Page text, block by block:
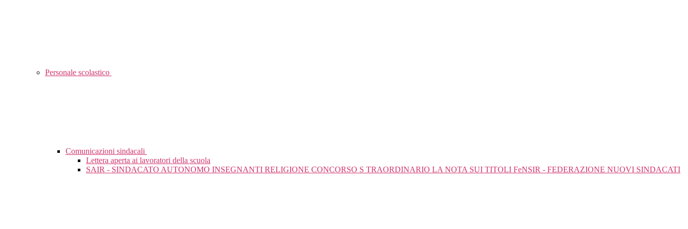
Personale scolastico
Comunicazioni sindacali
Lettera aperta ai lavoratori della scuola
SAIR - SINDACATO AUTONOMO INSEGNANTI RELIGIONE CONCORSO S TRAORDINARIO LA NOTA SUI TITOLI FeNSIR - FEDERAZIONE NUOVI SINDACATI